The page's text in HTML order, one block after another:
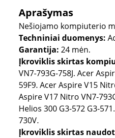
Aprašymas
Nešiojamo kompiuterio
Techniniai duomenys:
Garantija: 24 mėn.
Įkroviklis skirtas
VN7-793G-758J. Acer
59F9. Acer Aspire V15
Aspire V17 Nitro VN7-
Helios 300 G3-572 G3-
730V.
Įkroviklis skirtas